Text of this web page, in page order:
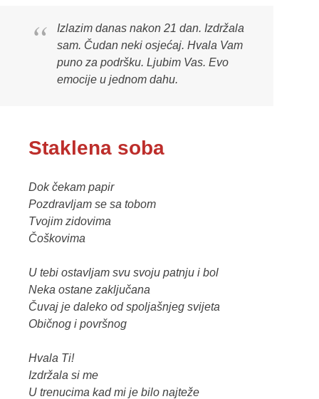
Izlazim danas nakon 21 dan. Izdržala
sam. Čudan neki osjećaj. Hvala Vam
puno za podršku. Ljubim Vas. Evo
emocije u jednom dahu.
Staklena soba
Dok čekam papir
Pozdravljam se sa tobom
Tvojim zidovima
Čoškovima
U tebi ostavljam svu svoju patnju i bol
Neka ostane zaključana
Čuvaj je daleko od spoljašnjeg svijeta
Običnog i površnog
Hvala Ti!
Izdržala si me
U trenucima kad mi je bilo najteže